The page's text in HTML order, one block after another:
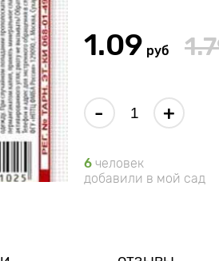
1.09 руб
- +
6 человек
добавили в мой сад